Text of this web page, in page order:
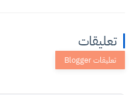
تعليقات